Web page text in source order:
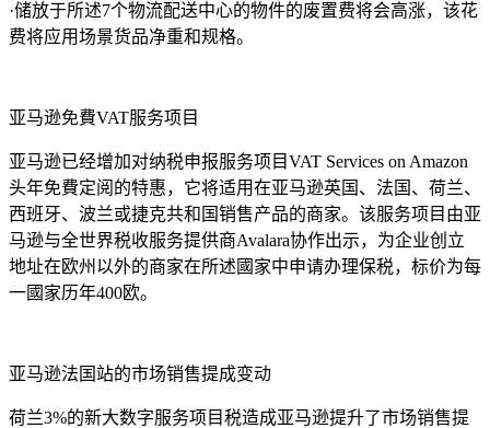
·储放于所述7个物流配送中心的物件的废置费将会高涨，该花
费将应用场景货品净重和规格。
亚马逊免費VAT服务项目
亚马逊已经增加对纳税申报服务项目VAT Services on Amazon
头年免費定阅的特惠，它将适用在亚马逊英国、法国、荷兰、
西班牙、波兰或捷克共和国销售产品的商家。该服务项目由亚
马逊与全世界税收服务提供商Avalara协作出示，为企业创立
地址在欧州以外的商家在所述國家中申请办理保税，标价为每
一國家历年400欧。
亚马逊法国站的市场销售提成变动
荷兰3%的新大数字服务项目税造成亚马逊提升了市场销售提